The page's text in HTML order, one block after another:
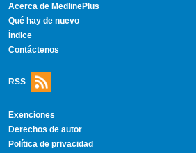
Acerca de MedlinePlus
Qué hay de nuevo
Índice
Contáctenos
RSS
Exenciones
Derechos de autor
Política de privacidad